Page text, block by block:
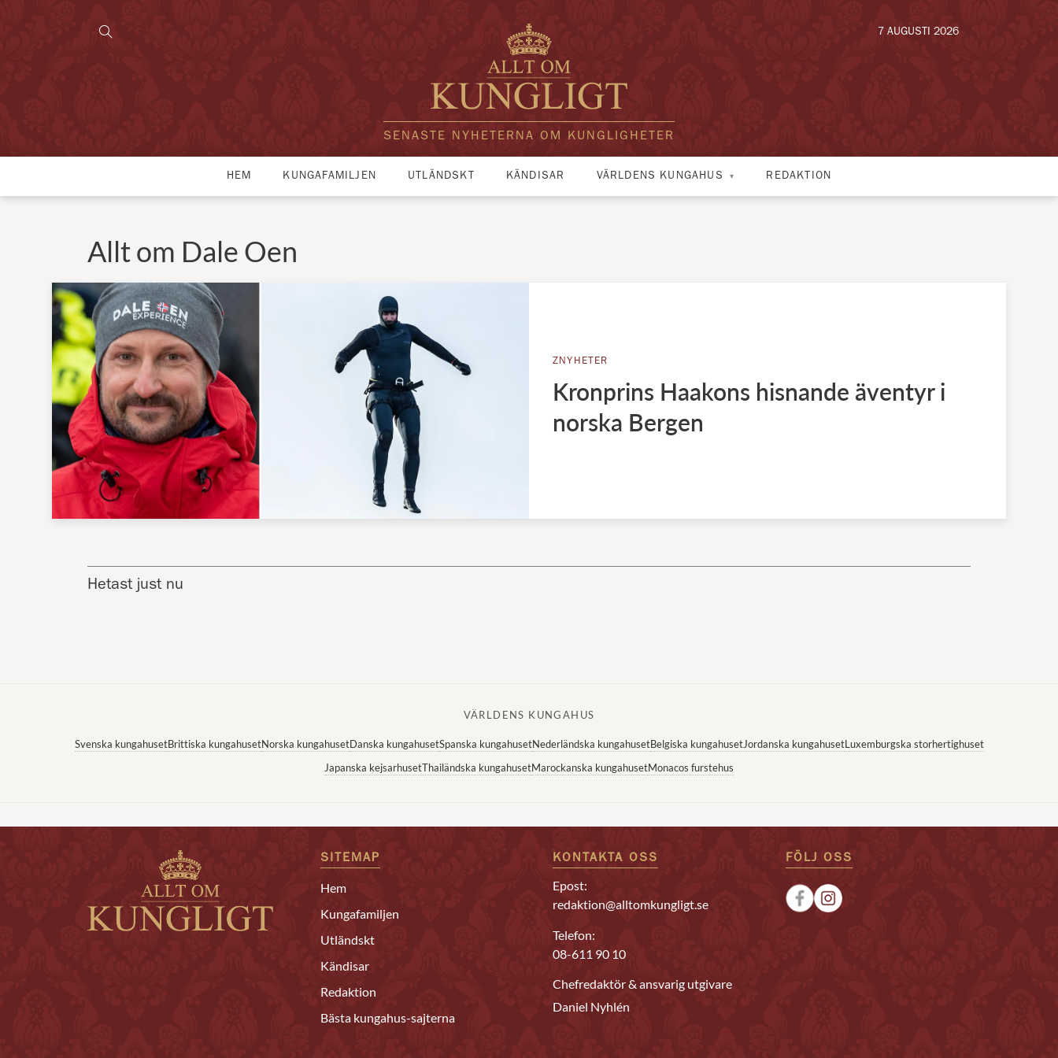
SENASTE NYHETERNA OM KUNGLIGHETER
7 AUGUSTI 2026
HEM KUNGAFAMILJEN UTLÄNDSKT KÄNDISAR VÄRLDENS KUNGAHUS REDAKTION
Allt om Dale Oen
ZNYHETER
Kronprins Haakons hisnande äventyr i
norska Bergen
Hetast just nu
VÄRLDENS KUNGAHUS
Svenska kungahusetBrittiska kungahusetNorska kungahusetDanska kungahusetSpanska kungahusetNederländska kungahusetBelgiska kungahusetJordanska kungahusetLuxemburgska storhertighuset
Japanska kejsarhusetThailändska kungahusetMarockanska kungahusetMonacos furstehus
SITEMAP
Hem
Kungafamiljen
Utländskt
Kändisar
Redaktion
Bästa kungahus-sajterna
KONTAKTA OSS
Epost:
redaktion@alltomkungligt.se
Telefon:
08-611 90 10
Chefredaktör & ansvarig utgivare
Daniel Nyhlén
FÖLJ OSS